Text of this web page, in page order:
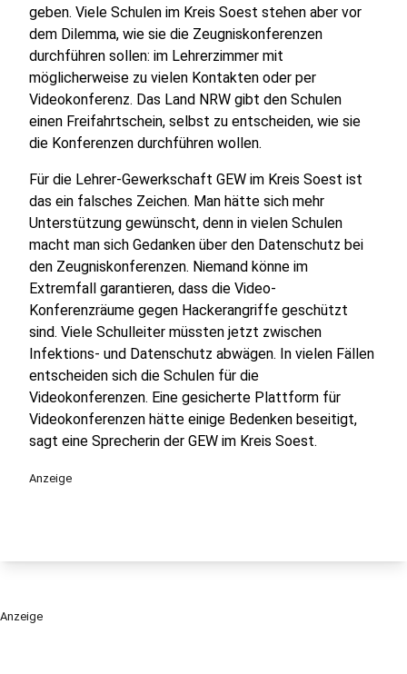
geben. Viele Schulen im Kreis Soest stehen aber vor
dem Dilemma, wie sie die Zeugniskonferenzen
durchführen sollen: im Lehrerzimmer mit
möglicherweise zu vielen Kontakten oder per
Videokonferenz. Das Land NRW gibt den Schulen
einen Freifahrtschein, selbst zu entscheiden, wie sie
die Konferenzen durchführen wollen.
Für die Lehrer-Gewerkschaft GEW im Kreis Soest ist
das ein falsches Zeichen. Man hätte sich mehr
Unterstützung gewünscht, denn in vielen Schulen
macht man sich Gedanken über den Datenschutz bei
den Zeugniskonferenzen. Niemand könne im
Extremfall garantieren, dass die Video-
Konferenzräume gegen Hackerangriffe geschützt
sind. Viele Schulleiter müssten jetzt zwischen
Infektions- und Datenschutz abwägen. In vielen Fällen
entscheiden sich die Schulen für die
Videokonferenzen. Eine gesicherte Plattform für
Videokonferenzen hätte einige Bedenken beseitigt,
sagt eine Sprecherin der GEW im Kreis Soest.
Anzeige
Anzeige